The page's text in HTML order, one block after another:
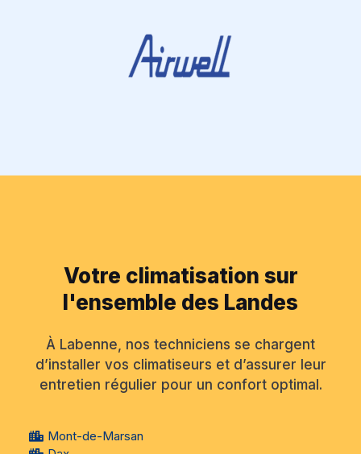
Votre climatisation sur
l'ensemble des Landes
À Labenne, nos techniciens se chargent
d’installer vos climatiseurs et d’assurer leur
entretien régulier pour un confort optimal.
Mont-de-Marsan